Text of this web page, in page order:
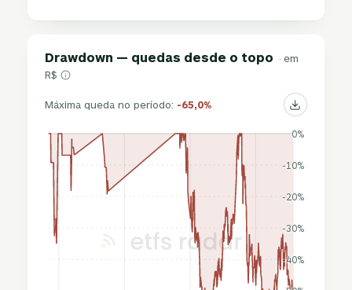
Drawdown — quedas desde o topo · em
R$
Máxima queda no período: -65,0%
-40%
-30%
-20%
-10%
0%